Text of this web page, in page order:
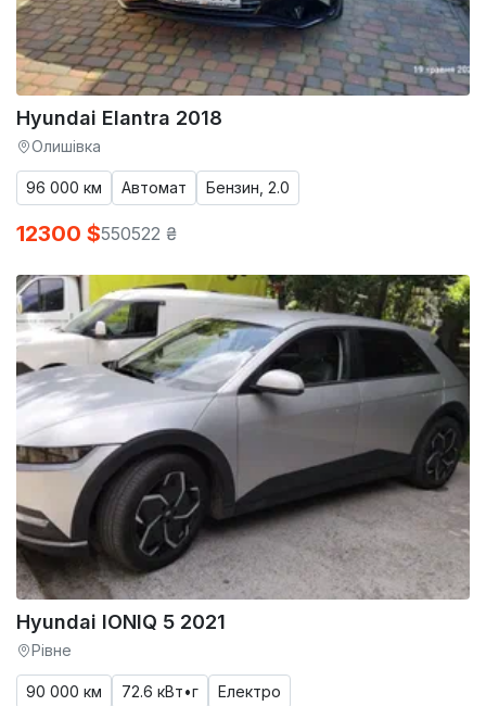
Hyundai Elantra 2018
Олишівка
96 000 км Автомат Бензин, 2.0
12300 $550522 ₴
Hyundai IONIQ 5 2021
Рівне
90 000 км 72.6 кВт•г Електро